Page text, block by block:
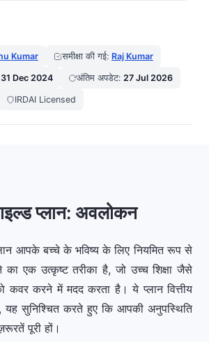
Kumar समीक्षा की गई: Raj Kumar
31 Dec 2024 अंतिम अपडेट: 27 Jul 2026
IRDAI Licensed
प्लान: अवलोकन
आपके बच्चे के भविष्य के लिए नियमित रूप से
एक उत्कृष्ट तरीका है, जो उच्च शिक्षा जैसे
कवर करने में मदद करता है। ये प्लान वित्तीय
यह सुनिश्चित करते हुए कि आपकी अनुपस्थिति
पूरी हों।